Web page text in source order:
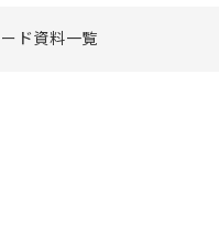
ド資料一覧